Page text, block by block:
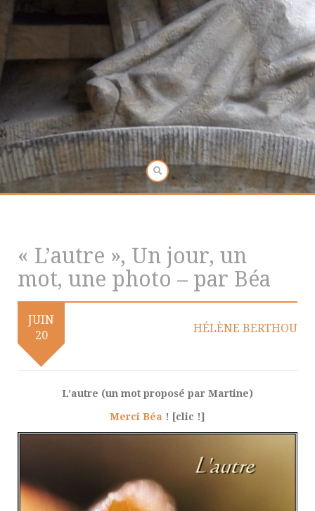
« L’autre », Un jour, un
mot, une photo – par Béa
JUIN
20
HÉLÈNE BERTHOU
L’autre (un mot proposé par Martine)
Merci Béa ! [clic !]